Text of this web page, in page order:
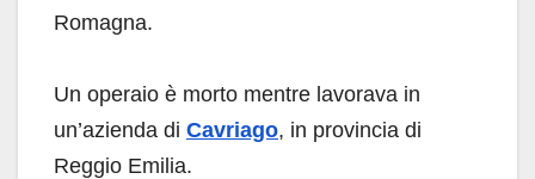
Romagna.
Un operaio è morto mentre lavorava in
un’azienda di Cavriago, in provincia di
Reggio Emilia.